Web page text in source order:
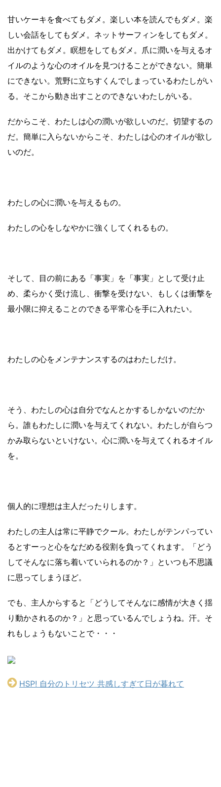
甘いケーキを食べてもダメ。楽しい本を読んでもダメ。楽
しい会話をしてもダメ。ネットサーフィンをしてもダメ。
出かけてもダメ。瞑想をしてもダメ。爪に潤いを与えるオ
イルのような心のオイルを見つけることができない。簡単
にできない。荒野に立ちすくんでしまっているわたしがい
る。そこから動き出すことのできないわたしがいる。
だからこそ、わたしは心の潤いが欲しいのだ。切望するの
だ。簡単に入らないからこそ、わたしは心のオイルが欲し
いのだ。
わたしの心に潤いを与えるもの。
わたしの心をしなやかに強くしてくれるもの。
そして、目の前にある「事実」を「事実」として受け止
め、柔らかく受け流し、衝撃を受けない、もしくは衝撃を
最小限に抑えることのできる平常心を手に入れたい。
わたしの心をメンテナンスするのはわたしだけ。
そう、わたしの心は自分でなんとかするしかないのだか
ら。誰もわたしに潤いを与えてくれない。わたしが自らつ
かみ取らないといけない。心に潤いを与えてくれるオイル
を。
個人的に理想は主人だったりします。
わたしの主人は常に平静でクール。わたしがテンパってい
るとすーっと心をなだめる役割を負ってくれます。「どう
してそんなに落ち着いていられるのか？」といつも不思議
に思ってしまうほど。
でも、主人からすると「どうしてそんなに感情が大きく揺
り動かされるのか？」と思っているんでしょうね。汗。そ
れもしょうもないことで・・・
HSP! 自分のトリセツ 共感しすぎて日が暮れて